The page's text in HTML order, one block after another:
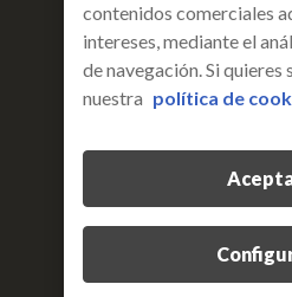
la tecnología 5G aumenta
veces más. Si las redes 4G
puedes
mejor ancho
contenidos comerciales
intereses, mediante el
de navegación. Si quieres
nuestra política de